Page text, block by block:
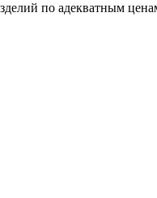
по адекватным